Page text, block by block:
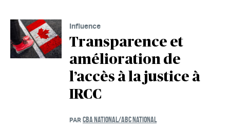
Influence
Transparence et
amélioration de
l’accès à la justice à
IRCC
PAR CBA NATIONAL/ABC NATIONAL